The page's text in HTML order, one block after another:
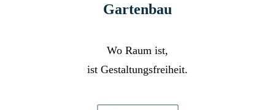
Gartenbau
Wo Raum ist,
ist Gestaltungsfreiheit.